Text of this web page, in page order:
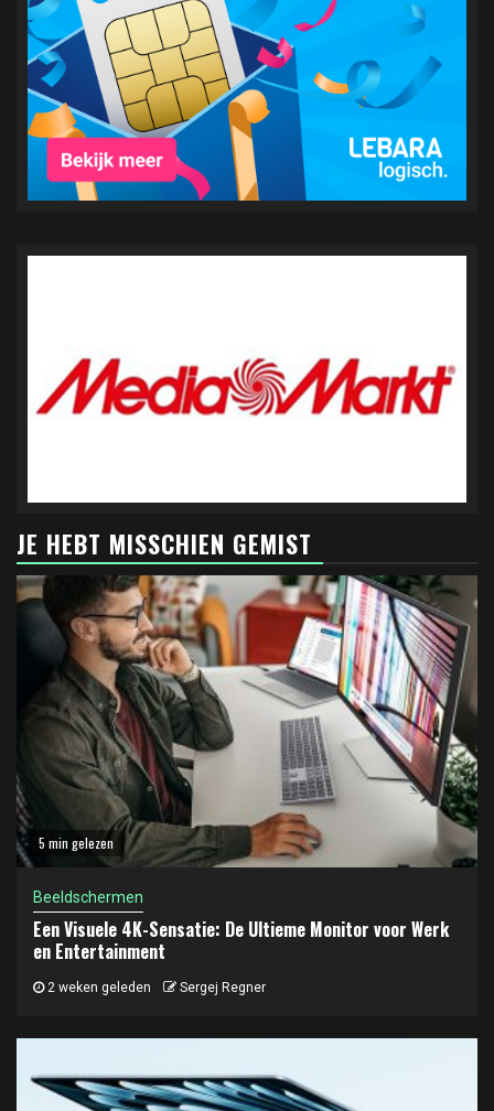
JE HEBT MISSCHIEN GEMIST
5 min gelezen
Beeldschermen
Een Visuele 4K-Sensatie: De Ultieme Monitor voor Werk
en Entertainment
2 weken geleden Sergej Regner